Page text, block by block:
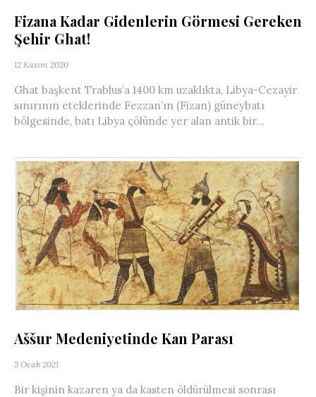
Fizana Kadar Gidenlerin Görmesi Gereken
Şehir Ghat!
12 Kasım 2020
Ghat başkent Trablus’a 1400 km uzaklıkta, Libya-Cezayir
sınırının eteklerinde Fezzan’ın (Fizan) güneybatı
bölgesinde, batı Libya çölünde yer alan antik bir...
Aššur Medeniyetinde Kan Parası
5 Ocak 2021
Bir kişinin kazaren ya da kasten öldürülmesi sonrası